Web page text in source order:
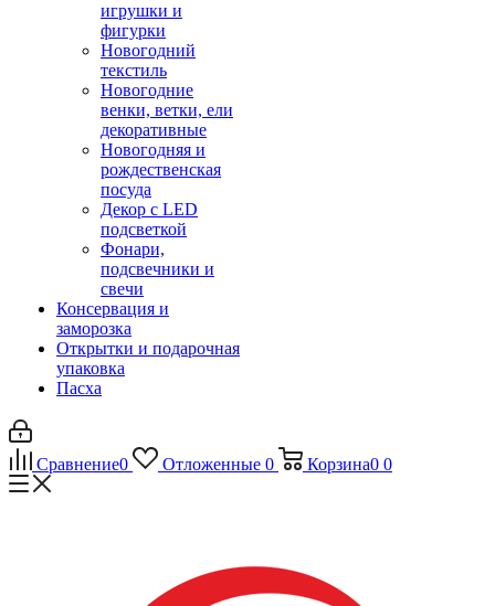
игрушки и
фигурки
Новогодний
текстиль
Новогодние
венки, ветки, ели
декоративные
Новогодняя и
рождественская
посуда
Декор с LED
подсветкой
Фонари,
подсвечники и
свечи
Консервация и
заморозка
Открытки и подарочная
упаковка
Пасха
Сравнение0 Отложенные 0 Корзина0 0